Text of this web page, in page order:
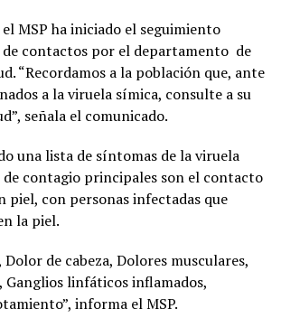
MSP ha iniciado el seguimiento
contactos por el departamento de
“Recordamos a la población que, ante
a la viruela símica, consulte a su
señala el comunicado.
una lista de síntomas de la viruela
de contagio principales son el contacto
piel, con personas infectadas que
la piel.
de cabeza, Dolores musculares,
Ganglios linfáticos inflamados,
informa el MSP.